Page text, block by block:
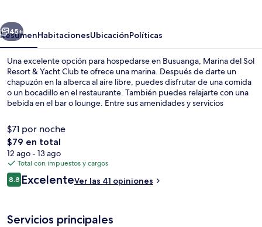
&
Yacht
Club
Siguiente
45+
ResumenHabitacionesUbicaciónPolíticas
Una excelente opción para hospedarse en Busuanga, Marina del Sol
Resort & Yacht Club te ofrece una marina. Después de darte un
chapuzón en la alberca al aire libre, puedes disfrutar de una comida
o un bocadillo en el restaurante. También puedes relajarte con una
bebida en el bar o lounge. Entre sus amenidades y servicios
$71 por noche
El
precio
total
es
de
$79 en total
12 ago - 13 ago
Total con impuestos y cargos
Opiniones
8.88.8 de 10,
ExcelenteVer las 41 opiniones
Servicios principales